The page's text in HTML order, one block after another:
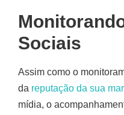
Sociais
Assim como o
da reputação da sua
mídia, o